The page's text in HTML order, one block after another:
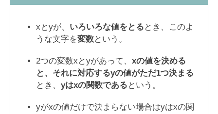
xとyが、 いろいろな値をとる とき、このよ
うな文字を変数という。
2つの変数xとyがあって、xの値を決める
と、それに対応するyの値がただ1つ決まる
とき、yはxの関数である という。
yがxの値だけで決まらない場合はyはxの関